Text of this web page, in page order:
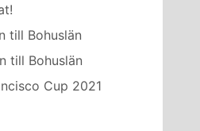
till Bohuslän
till Bohuslän
Cup 2021